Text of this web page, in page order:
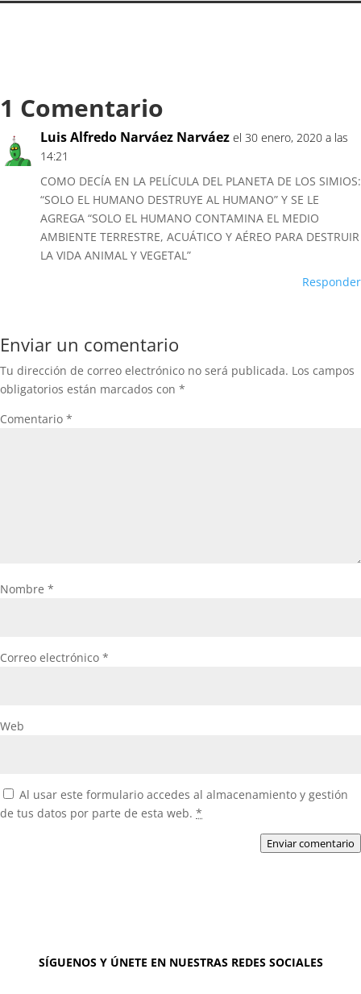
1 Comentario
Luis Alfredo Narváez Narváez el 30 enero, 2020 a las
14:21
COMO DECÍA EN LA PELÍCULA DEL PLANETA DE LOS SIMIOS:
“SOLO EL HUMANO DESTRUYE AL HUMANO” Y SE LE
AGREGA “SOLO EL HUMANO CONTAMINA EL MEDIO
AMBIENTE TERRESTRE, ACUÁTICO Y AÉREO PARA DESTRUIR
LA VIDA ANIMAL Y VEGETAL”
Responder
Enviar un comentario
Tu dirección de correo electrónico no será publicada. Los campos
obligatorios están marcados con *
Comentario *
Nombre *
Correo electrónico *
Web
Al usar este formulario accedes al almacenamiento y gestión
de tus datos por parte de esta web. *
Enviar comentario
SÍGUENOS Y ÚNETE EN NUESTRAS REDES SOCIALES